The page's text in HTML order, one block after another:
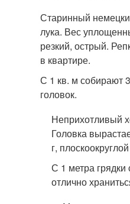
Старинный
лука. Вес
резкий, острый.
в квартире.
С 1 кв. м собирают
головок.
Неприхотливый
Головка
г,
С 1 метра грядки
отлично